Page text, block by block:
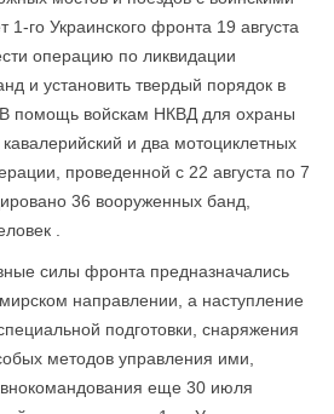
1-го Украинского фронта 19 августа
операцию по ликвидации
и установить твердый порядок в
В помощь войскам НКВД для охраны
и два мотоциклетных
проведенной с 22 августа по 7
36 вооруженных банд,
.
силы фронта предназначались
направлении, а наступление
подготовки, снаряжения
методов управления ими,
еще 30 июля